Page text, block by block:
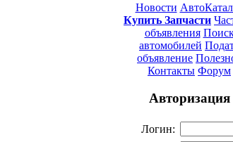
Новости
Купить Запчасти
объявления
автомобилей
объявление
Контакты Форум
Авторизация
Логин: